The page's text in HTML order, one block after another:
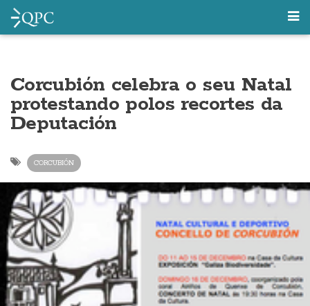
Corcubión celebra o seu Natal
protestando polos recortes da
Deputación
CORCUBIÓN